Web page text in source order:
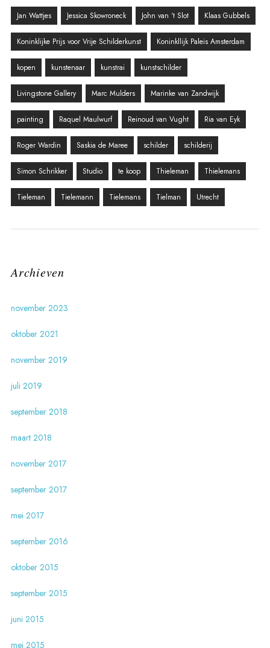
Jan Wattjes Jessica Skowroneck John van ‘t Slot Klaas Gubbels
Koninklijke Prijs voor Vrije Schilderkunst Koninkllijk Paleis Amsterdam
kopen kunstenaar kunstrai kunstschilder
Livingstone Gallery Marc Mulders Marinke van Zandwijk
painting Raquel Maulwurf Reinoud van Vught Ria van Eyk
Roger Wardin Saskia de Maree schilder schilderij
Simon Schrikker Studio te koop Thieleman Thielemans
Tieleman Tielemann Tielemans Tielman Utrecht
Archieven
november 2023
oktober 2021
november 2019
juli 2019
september 2018
maart 2018
november 2017
september 2017
mei 2017
september 2016
oktober 2015
september 2015
juni 2015
mei 2015